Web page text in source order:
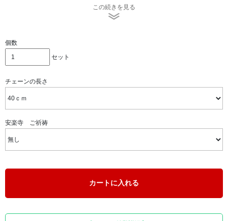
チェーンの長さは40cm、45cmをご用意しました。ご希望
の長さをお選びください。
トップ、チェーン共にシルバー925製です。
また、お手持ちのチェーンとも交換可能なスルータイプの
チェーンです。
この続きを見る
個数
セット
チェーンの長さ
安楽寺 ご祈祷
カートに入れる